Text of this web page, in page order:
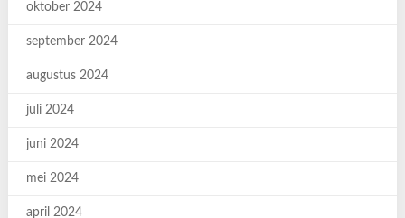
oktober 2024
september 2024
augustus 2024
juli 2024
juni 2024
mei 2024
april 2024